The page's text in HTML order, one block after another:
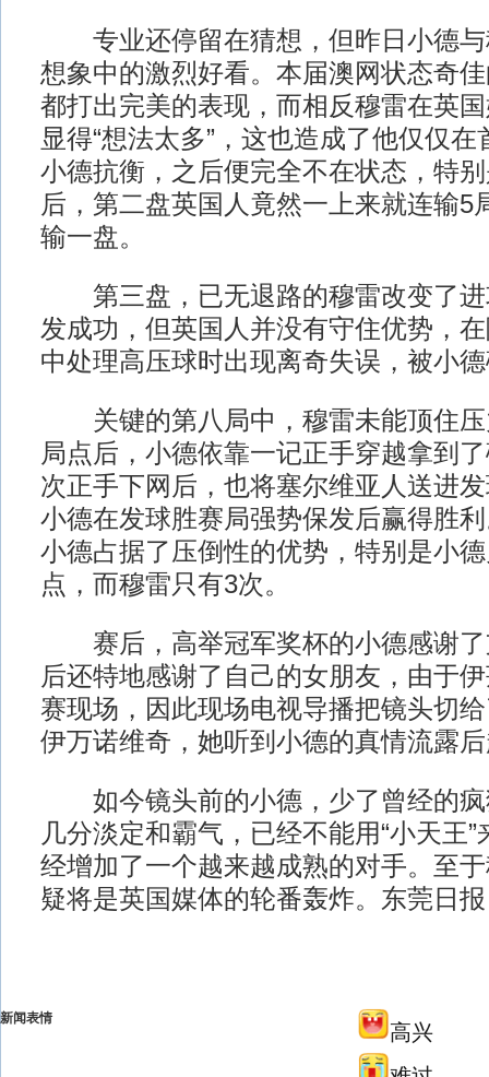
专业还停留在猜想，但昨日小德与
想象中的激烈好看。本届澳网状态奇
都打出完美的表现，而相反穆雷在英
显得“想法太多”，这也造成了他仅仅
小德抗衡，之后便完全不在状态，特
后，第二盘英国人竟然一上来就连输5
输一盘。
第三盘，已无退路的穆雷改变了进
发成功，但英国人并没有守住优势，
中处理高压球时出现离奇失误，被小
关键的第八局中，穆雷未能顶住压
局点后，小德依靠一记正手穿越拿到
次正手下网后，也将塞尔维亚人送进
小德在发球胜赛局强势保发后赢得胜
小德占据了压倒性的优势，特别是小
点，而穆雷只有3次。
赛后，高举冠军奖杯的小德感谢了
后还特地感谢了自己的女朋友，由于
赛现场，因此现场电视导播把镜头切
伊万诺维奇，她听到小德的真情流露
如今镜头前的小德，少了曾经的疯
几分淡定和霸气，已经不能用“小天王”
经增加了一个越来越成熟的对手。至
疑将是英国媒体的轮番轰炸。东莞日报
新闻表情
高兴